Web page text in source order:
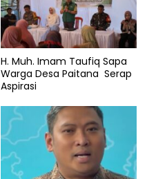
H. Muh. Imam Taufiq Sapa
Warga Desa Paitana Serap
Aspirasi